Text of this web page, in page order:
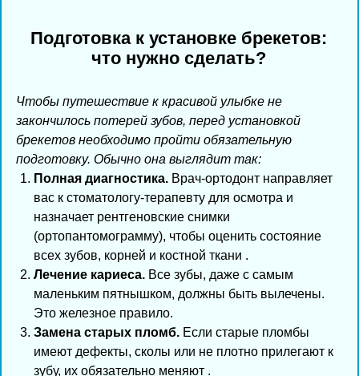
Подготовка к установке брекетов:
что нужно сделать?
Чтобы путешествие к красивой улыбке не
закончилось потерей зубов, перед установкой
брекетов необходимо пройти обязательную
подготовку. Обычно она выглядит так:
Полная диагностика. Врач-ортодонт направляет
вас к стоматологу-терапевту для осмотра и
назначает рентгеновские снимки
(ортопантомограмму), чтобы оценить состояние
всех зубов, корней и костной ткани .
Лечение кариеса. Все зубы, даже с самым
маленьким пятнышком, должны быть вылечены.
Это железное правило.
Замена старых пломб. Если старые пломбы
имеют дефекты, сколы или не плотно прилегают к
зубу, их обязательно меняют .